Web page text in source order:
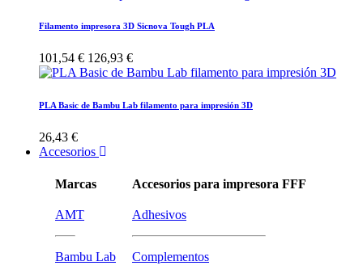
Filamento impresora 3D Sicnova Tough PLA
101,54 € 126,93 €
PLA Basic de Bambu Lab filamento para impresión 3D
26,43 €
Accesorios
Marcas
AMT
Bambu Lab
Accesorios para impresora FFF
Adhesivos
Complementos